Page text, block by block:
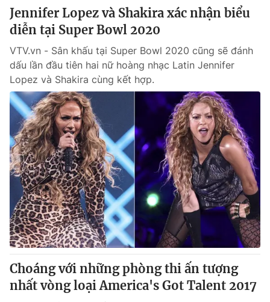
Jennifer Lopez và Shakira xác nhận biểu
diễn tại Super Bowl 2020
VTV.vn - Sân khấu tại Super Bowl 2020 cũng sẽ đánh
dấu lần đầu tiên hai nữ hoàng nhạc Latin Jennifer
Lopez và Shakira cùng kết hợp.
Choáng với những phòng thi ấn tượng
nhất vòng loại America's Got Talent 2017